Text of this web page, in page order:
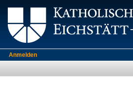
Anmelden